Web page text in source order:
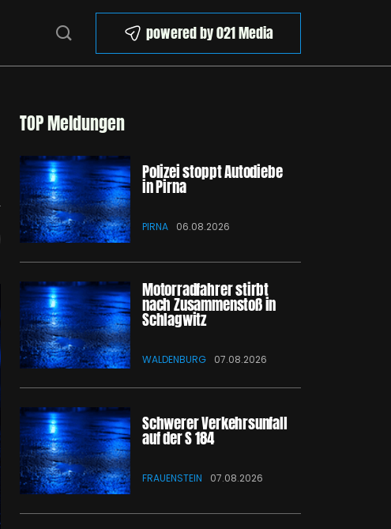
powered by 021 Media
TOP Meldungen
Polizei stoppt Autodiebe
in Pirna
PIRNA 06.08.2026
Motorradfahrer stirbt
nach Zusammenstoß in
Schlagwitz
WALDENBURG 07.08.2026
Schwerer Verkehrsunfall
auf der S 184
FRAUENSTEIN 07.08.2026